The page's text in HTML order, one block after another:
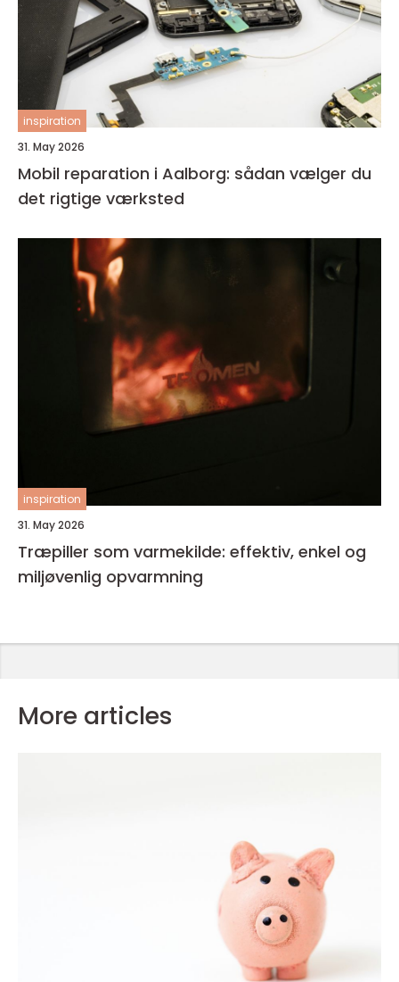
inspiration
31. May 2026
Mobil reparation i Aalborg: sådan vælger du
det rigtige værksted
inspiration
31. May 2026
Træpiller som varmekilde: effektiv, enkel og
miljøvenlig opvarmning
More articles